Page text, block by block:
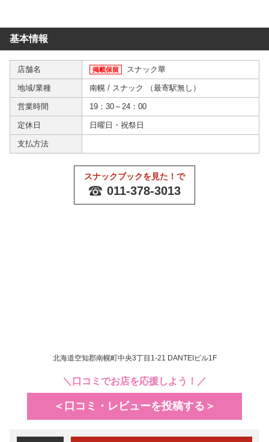
基本情報
店舗名 掲載保留 スナック華
地域/業種 南幌 / スナック （最寄駅無し ）
営業時間 19：30～24：00
定休日 日曜日・祝祭日
支払方法
スナックブックを見た！で
011-378-3013
北海道空知郡南幌町中央3丁目1-21 DANTEIビル1F
＼口コミでお店を応援しよう！／
＜口コミ・レビューを投稿する＞